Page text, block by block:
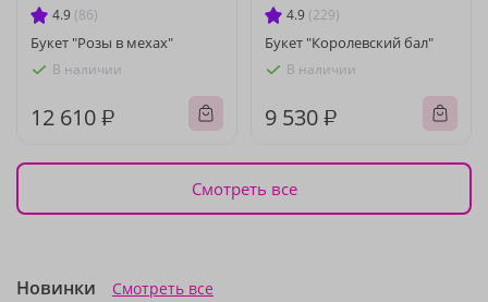
4.9 (86)
Букет "Розы в мехах"
В наличии
12 610 ₽
4.9 (229)
Букет "Королевский бал"
В наличии
9 530 ₽
Смотреть все
Новинки Смотреть все